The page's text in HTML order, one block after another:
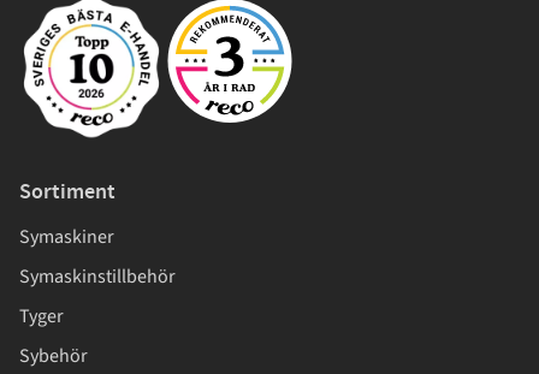
Sortiment
Symaskiner
Symaskinstillbehör
Tyger
Sybehör